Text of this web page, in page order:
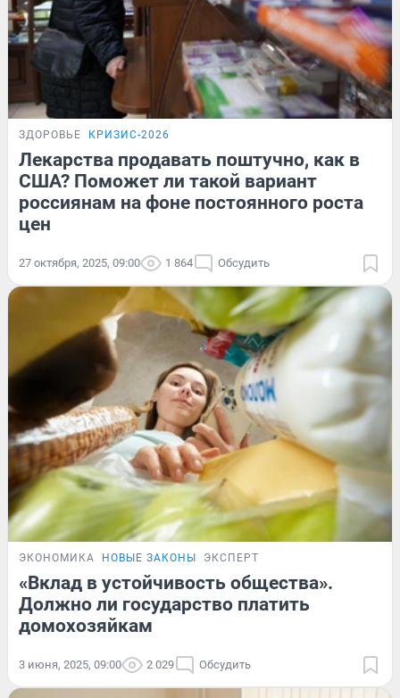
ЗДОРОВЬЕ КРИЗИС-2026
Лекарства продавать поштучно, как в
США? Поможет ли такой вариант
россиянам на фоне постоянного роста
цен
27 октября, 2025, 09:00 1 864 Обсудить
ЭКОНОМИКА НОВЫЕ ЗАКОНЫ ЭКСПЕРТ
«Вклад в устойчивость общества».
Должно ли государство платить
домохозяйкам
3 июня, 2025, 09:00 2 029 Обсудить